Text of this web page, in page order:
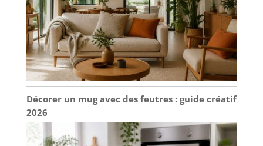
Décorer un mug avec des feutres : guide créatif
2026